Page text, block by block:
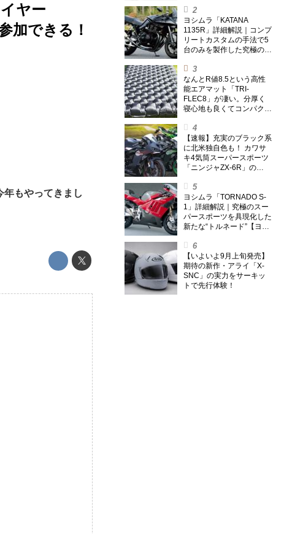
ヤー
加できる！
ヨシムラ「KATANA
1135R」詳細解説｜コンプ
リートカスタムの手法で5
台のみを製作した究極の銘
なんとR値8.5という高性
能エアマット「TRI-
FLEC8」が凄い。分厚く
寝心地も良くてコンパクト
トを試してみた〈若林浩志
のスーパー・カブカブ・ダ
イアリーズ Vol.385〉
【速報】充実のブラック系
に北米独自色も！ カワサ
キ4気筒スーパースポーツ
「ニンジャZX-6R」の
筒ニンジャも出たよ【海
外】
ヨシムラ「TORNADO S-
1」詳細解説｜究極のスー
パースポーツを具現化した
新たな“トルネード”【ヨシ
【いよいよ9月上旬発売】
期待の新作・アライ「X-
SNC」の実力をサーキッ
トで先行体験！
年もやってきまし